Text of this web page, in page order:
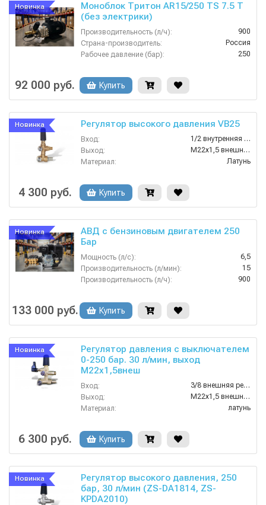
Новинка
Моноблок Тритон AR15/250 TS 7.5 T
(без электрики)
Производительность (л/ч):
900
Страна-производитель:
Россия
Рабочее давление (бар):
250
Электропитание (В):
92 000 руб. Купить
Новинка Регулятор высокого давления VB25
Вход:
1/2 внутренняя резьба
Выход:
M22х1,5 внешняя резьба
Материал:
Латунь
Давление (бар):
4 300 руб. Купить
Новинка
АВД с бензиновым двигателем 250
Бар
Мощность (л/с):
6,5
Производительность (л/мин):
15
Производительность (л/ч):
900
Страна-производитель:
133 000 руб. Купить
Новинка
Регулятор давления с выключателем
0-250 бар. 30 л/мин, выход
M22х1,5внеш
Вход:
3/8 внешняя резьба
Выход:
M22х1,5 внешняя резьба
Материал:
латунь
Температура (°C):
6 300 руб. Купить
Новинка
Регулятор высокого давления, 250
бар, 30 л/мин (ZS-DA1814, ZS-
KPDA2010)